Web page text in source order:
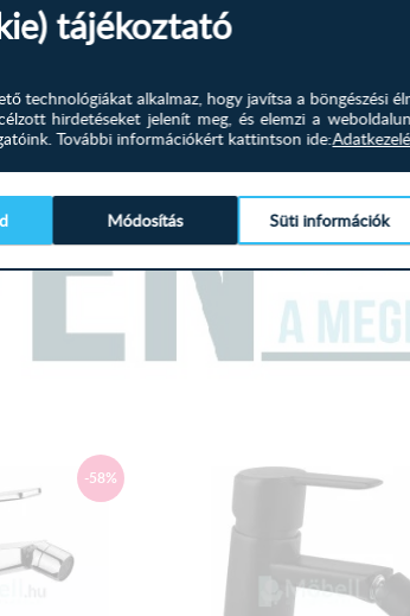
-58%
tájékoztató
technológiákat alkalmaz, hogy javítsa a böngészési
hirdetéseket jelenít meg, és elemzi a
További információkért kattintson ide:
Módosítás Süti információk